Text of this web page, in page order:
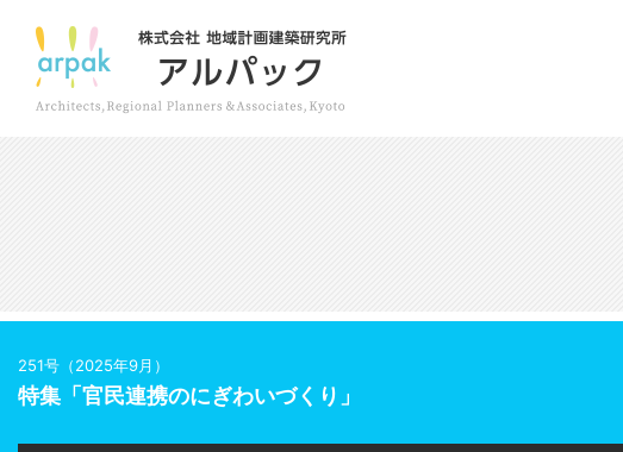
251号（2025年9月）
特集「官民連携のにぎわいづくり」